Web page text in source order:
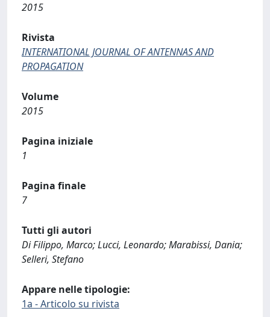
2015
Rivista
INTERNATIONAL JOURNAL OF ANTENNAS AND
PROPAGATION
Volume
2015
Pagina iniziale
1
Pagina finale
7
Tutti gli autori
Di Filippo, Marco; Lucci, Leonardo; Marabissi, Dania;
Selleri, Stefano
Appare nelle tipologie:
1a - Articolo su rivista